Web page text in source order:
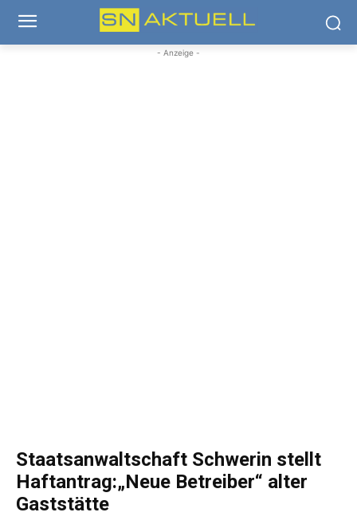
- Anzeige -
Staatsanwaltschaft Schwerin stellt
Haftantrag:„Neue Betreiber“ alter
Gaststätte